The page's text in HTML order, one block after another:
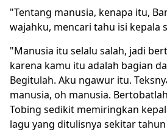
"Tentang manusia, kenapa itu,
wajahku, mencari tahu isi kepala
"Manusia itu selalu salah, jadi
karena kamu itu adalah bagian
Begitulah. Aku ngawur itu.
manusia, oh manusia.
Tobing sedikit memiringkan
lagu yang ditulisnya sekitar tahun